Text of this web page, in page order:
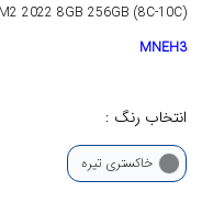
2022 8GB 256GB (8C-10C)
MNEH3
انتخاب رنگ :
خاکستری تیره